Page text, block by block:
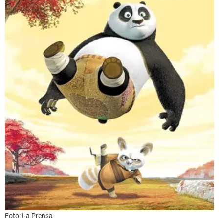
Foto: La Prensa